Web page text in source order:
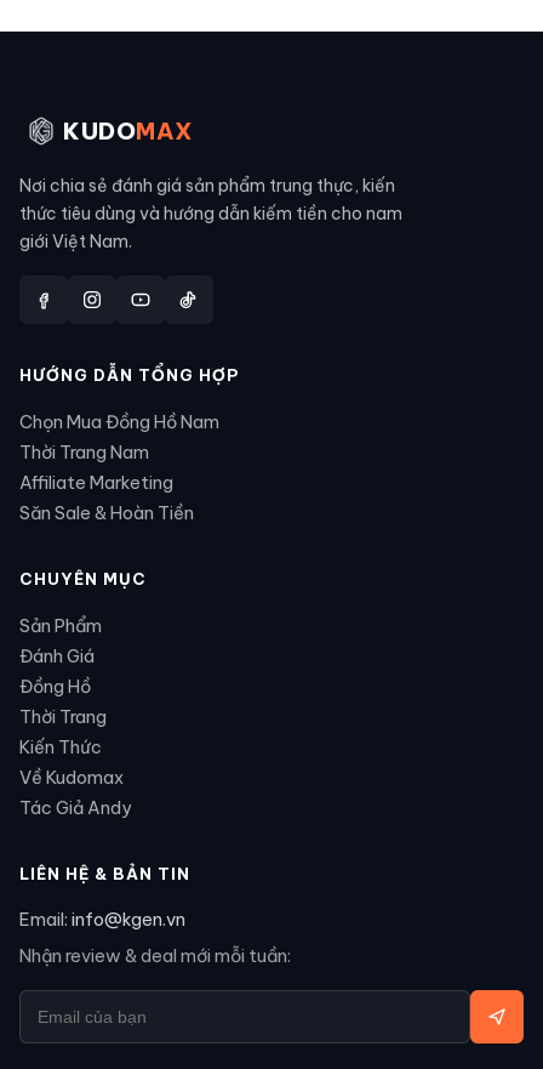
KUDOMAX
Nơi chia sẻ đánh giá sản phẩm trung thực, kiến
thức tiêu dùng và hướng dẫn kiếm tiền cho nam
giới Việt Nam.
HƯỚNG DẪN TỔNG HỢP
Chọn Mua Đồng Hồ Nam
Thời Trang Nam
Affiliate Marketing
Săn Sale & Hoàn Tiền
CHUYÊN MỤC
Sản Phẩm
Đánh Giá
Đồng Hồ
Thời Trang
Kiến Thức
Về Kudomax
Tác Giả Andy
LIÊN HỆ & BẢN TIN
Email: info@kgen.vn
Nhận review & deal mới mỗi tuần: